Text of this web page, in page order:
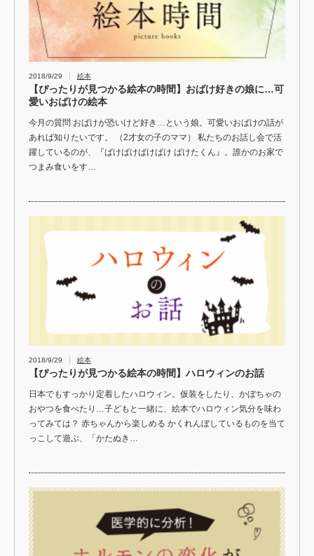
2018/9/29 絵本
【ぴったりが見つかる絵本の時間】おばけ好きの娘に…可
愛いおばけの絵本
今月の質問 おばけが恐いけど好き…という娘。可愛いおばけの話が
あれば知りたいです。 （2才女の子のママ） 私たちのお話し会で活
躍しているのが、『ばけばけばけばけ ばけたくん』。誰かのお家で
つまみ食いをす…
2018/9/29 絵本
【ぴったりが見つかる絵本の時間】ハロウィンのお話
日本でもすっかり定着したハロウィン。仮装をしたり、かぼちゃの
おやつを食べたり…子どもと一緒に、絵本でハロウィン気分を味わ
ってみては？ 赤ちゃんから楽しめる かくれんぼしているものを当て
っこして遊ぶ、「かたぬき…